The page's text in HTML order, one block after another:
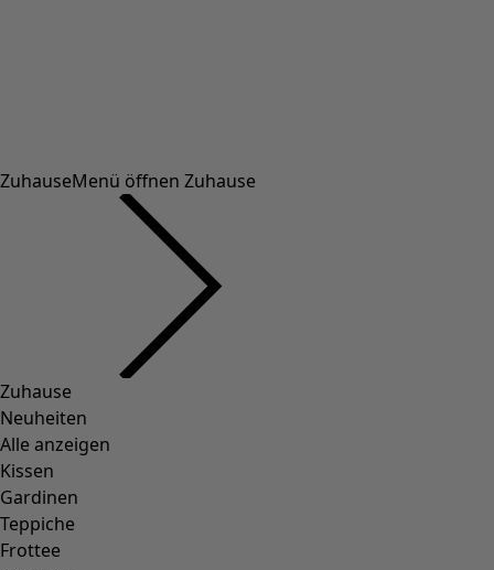
ZuhauseMenü öffnen Zuhause
Zuhause
Neuheiten
Alle anzeigen
Kissen
Gardinen
Teppiche
Frottee